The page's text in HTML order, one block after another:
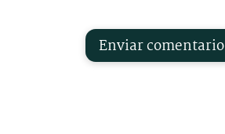
Enviar comentario